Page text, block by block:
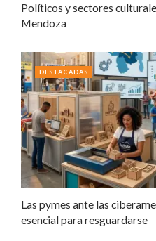
Políticos y sectores
Mendoza
Las pymes ante las
esencial para resguardarse
DESTACADAS